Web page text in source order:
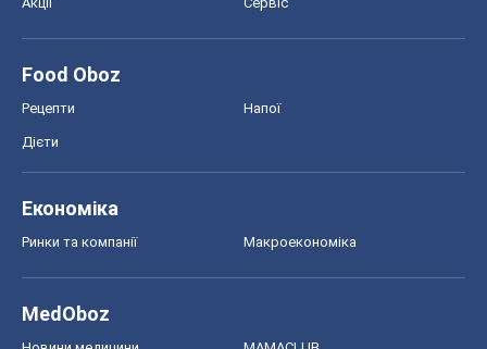
Food Oboz
Рецепти Напої
Дієти
Економіка
Ринки та компанії Макроекономіка
MedOboz